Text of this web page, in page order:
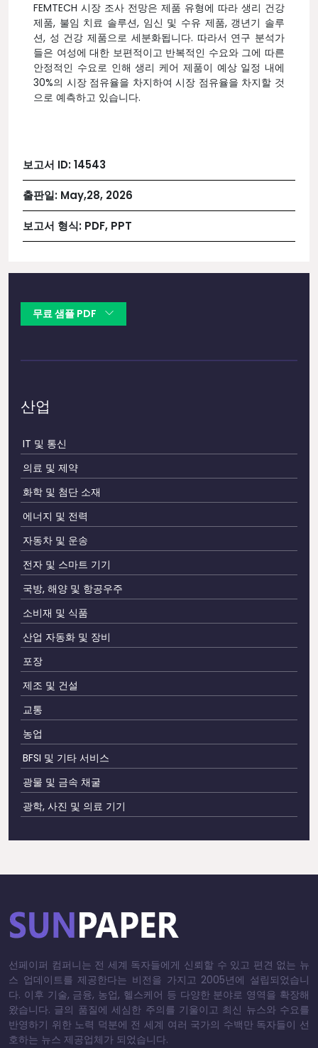
FEMTECH 시장 조사 전망은 제품 유형에 따라 생리 건강
제품, 불임 치료 솔루션, 임신 및 수유 제품, 갱년기 솔루
션, 성 건강 제품으로 세분화됩니다. 따라서 연구 분석가
들은 여성에 대한 보편적이고 반복적인 수요와 그에 따른
안정적인 수요로 인해 생리 케어 제품이 예상 일정 내에
30%의 시장 점유율을 차지하여 시장 점유율을 차지할 것
으로 예측하고 있습니다.
보고서 ID:14543
출판일: May,28, 2026
보고서 형식: PDF, PPT
무료 샘플 PDF
산업
IT 및 통신
의료 및 제약
화학 및 첨단 소재
에너지 및 전력
자동차 및 운송
전자 및 스마트 기기
국방, 해양 및 항공우주
소비재 및 식품
산업 자동화 및 장비
포장
제조 및 건설
교통
농업
BFSI 및 기타 서비스
광물 및 금속 채굴
광학, 사진 및 의료 기기
선페이퍼 컴퍼니는 전 세계 독자들에게 신뢰할 수 있고 편견 없는 뉴
스 업데이트를 제공한다는 비전을 가지고 2005년에 설립되었습니
다. 이후 기술, 금융, 농업, 헬스케어 등 다양한 분야로 영역을 확장해
왔습니다. 글의 품질에 세심한 주의를 기울이고 최신 뉴스와 수요를
반영하기 위한 노력 덕분에 전 세계 여러 국가의 수백만 독자들이 선
호하는 뉴스 제공업체가 되었습니다.